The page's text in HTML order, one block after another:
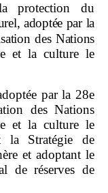
protection du
adoptée par la
des Nations
et la culture le
par la 28e
des Nations
et la culture le
la Stratégie de
et adoptant le
de réserves de